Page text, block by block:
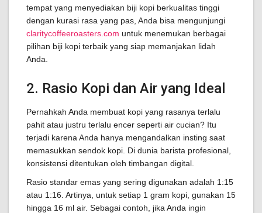
tempat yang menyediakan biji kopi berkualitas tinggi
dengan kurasi rasa yang pas, Anda bisa mengunjungi
claritycoffeeroasters.com untuk menemukan berbagai
pilihan biji kopi terbaik yang siap memanjakan lidah
Anda.
2. Rasio Kopi dan Air yang Ideal
Pernahkah Anda membuat kopi yang rasanya terlalu
pahit atau justru terlalu encer seperti air cucian? Itu
terjadi karena Anda hanya mengandalkan insting saat
memasukkan sendok kopi. Di dunia barista profesional,
konsistensi ditentukan oleh timbangan digital.
Rasio standar emas yang sering digunakan adalah 1:15
atau 1:16. Artinya, untuk setiap 1 gram kopi, gunakan 15
hingga 16 ml air. Sebagai contoh, jika Anda ingin